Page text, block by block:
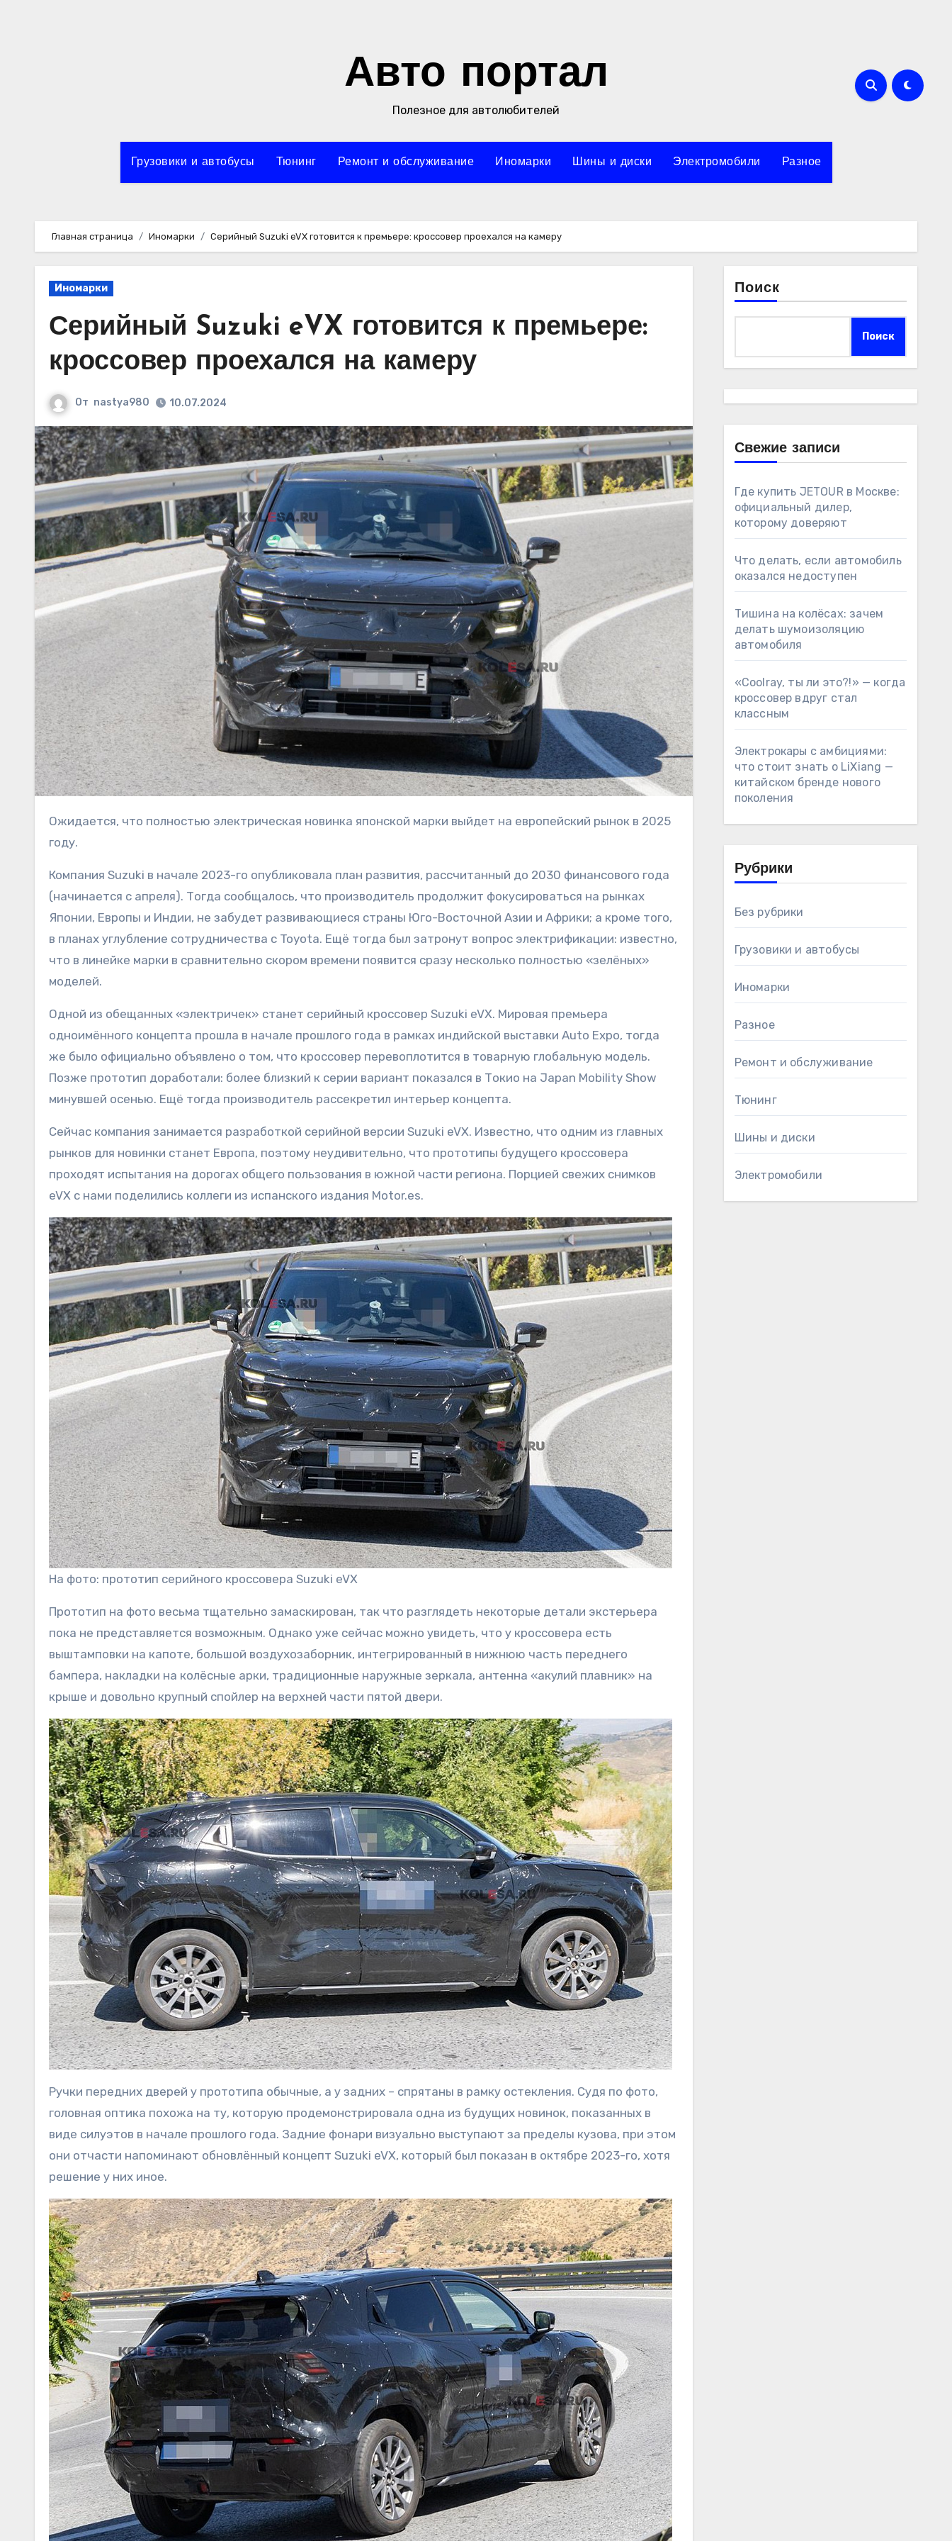
Авто портал
Полезное для автолюбителей
Грузовики и автобусы Тюнинг Ремонт и обслуживание Иномарки Шины и диски Электромобили Разное
Главная страница Иномарки Серийный Suzuki eVX готовится к премьере: кроссовер проехался на камеру
Иномарки
Серийный Suzuki eVX готовится к премьере:
кроссовер проехался на камеру
От nastya980 10.07.2024
Ожидается, что полностью электрическая новинка японской марки выйдет на европейский рынок в 2025
году.
Компания Suzuki в начале 2023-го опубликовала план развития, рассчитанный до 2030 финансового года
(начинается с апреля). Тогда сообщалось, что производитель продолжит фокусироваться на рынках
Японии, Европы и Индии, не забудет развивающиеся страны Юго-Восточной Азии и Африки; а кроме того,
в планах углубление сотрудничества с Toyota. Ещё тогда был затронут вопрос электрификации: известно,
что в линейке марки в сравнительно скором времени появится сразу несколько полностью «зелёных»
моделей.
Одной из обещанных «электричек» станет серийный кроссовер Suzuki eVX. Мировая премьера
одноимённого концепта прошла в начале прошлого года в рамках индийской выставки Auto Expo, тогда
же было официально объявлено о том, что кроссовер перевоплотится в товарную глобальную модель.
Позже прототип доработали: более близкий к серии вариант показался в Токио на Japan Mobility Show
минувшей осенью. Ещё тогда производитель рассекретил интерьер концепта.
Сейчас компания занимается разработкой серийной версии Suzuki eVX. Известно, что одним из главных
рынков для новинки станет Европа, поэтому неудивительно, что прототипы будущего кроссовера
проходят испытания на дорогах общего пользования в южной части региона. Порцией свежих снимков
eVX с нами поделились коллеги из испанского издания Motor.es.
На фото: прототип серийного кроссовера Suzuki eVX
Прототип на фото весьма тщательно замаскирован, так что разглядеть некоторые детали экстерьера
пока не представляется возможным. Однако уже сейчас можно увидеть, что у кроссовера есть
выштамповки на капоте, большой воздухозаборник, интегрированный в нижнюю часть переднего
бампера, накладки на колёсные арки, традиционные наружные зеркала, антенна «акулий плавник» на
крыше и довольно крупный спойлер на верхней части пятой двери.
Ручки передних дверей у прототипа обычные, а у задних – спрятаны в рамку остекления. Судя по фото,
головная оптика похожа на ту, которую продемонстрировала одна из будущих новинок, показанных в
виде силуэтов в начале прошлого года. Задние фонари визуально выступают за пределы кузова, при этом
они отчасти напоминают обновлённый концепт Suzuki eVX, который был показан в октябре 2023-го, хотя
решение у них иное.
Поиск
Поиск
Свежие записи
Где купить JETOUR в Москве:
официальный дилер,
которому доверяют
Что делать, если автомобиль
оказался недоступен
Тишина на колёсах: зачем
делать шумоизоляцию
автомобиля
«Coolray, ты ли это?!» — когда
кроссовер вдруг стал
классным
Электрокары с амбициями:
что стоит знать о LiXiang —
китайском бренде нового
поколения
Рубрики
Без рубрики
Грузовики и автобусы
Иномарки
Разное
Ремонт и обслуживание
Тюнинг
Шины и диски
Электромобили